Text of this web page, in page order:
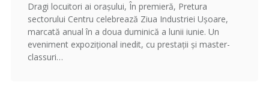
Dragi locuitori ai orașului, În premieră, Pretura
sectorului Centru celebrează Ziua Industriei Ușoare,
marcată anual în a doua duminică a lunii iunie. Un
eveniment expozițional inedit, cu prestații și master-
classuri…